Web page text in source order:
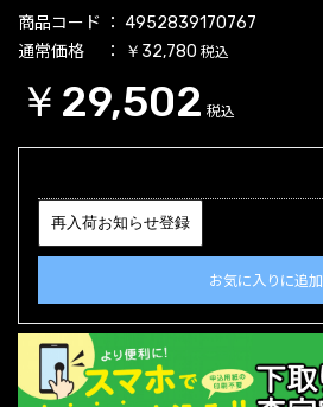
商品コード 4952839170767
通常価格 ￥32,780 税込
￥29,502 税込
再入荷お知らせ登録
お気に入りに追加